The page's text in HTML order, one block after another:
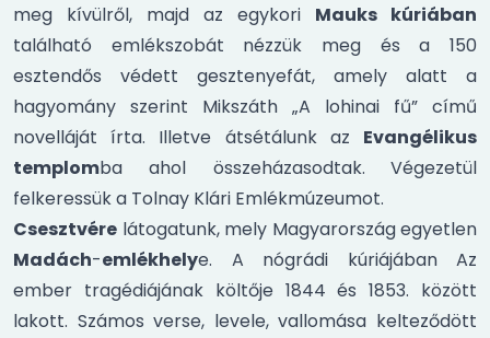
meg kívülről, majd az egykori Mauks kúriában
található emlékszobát nézzük meg és a 150
esztendős védett gesztenyefát, amely alatt a
hagyomány szerint Mikszáth „A lohinai fű” című
novelláját írta. Illetve átsétálunk az Evangélikus
templomba ahol összeházasodtak.
Végezetül
felkeressük a Tolnay Klári Emlékmúzeumot.
Csesztvére látogatunk, mely Magyarország egyetlen
Madách-emlékhelye. A nógrádi kúriájában Az
ember tragédiájának költője 1844 és 1853. között
lakott. Számos verse, levele, vallomása kelteződött